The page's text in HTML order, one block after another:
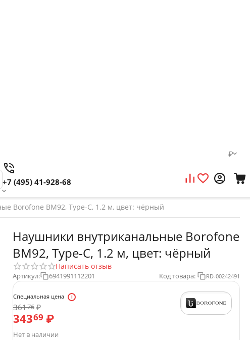
₽
+7 (495) 41-928-68
Borofone BM92, Type-C, 1.2 м, цвет: чёрный
Наушники внутриканальные Borofone
BM92, Type-C, 1.2 м, цвет: чёрный
Написать отзыв
Артикул: 6941991112201 Код товара: RD-00242491
Специальная цена
36176₽
34369 ₽
Нет в наличии